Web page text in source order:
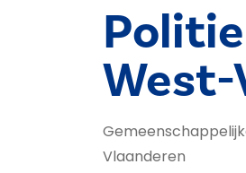
West-
Vlaanderen